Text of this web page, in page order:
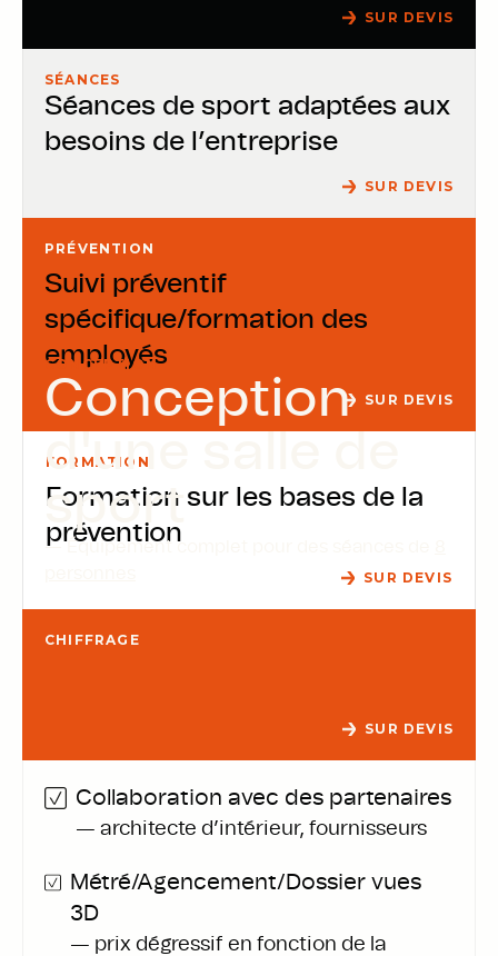
SUR DEVIS
SÉANCES
Séances de sport adaptées aux
besoins de l’entreprise
SUR DEVIS
PRÉVENTION
Suivi préventif
spécifique/formation des
employés
SUR DEVIS
FORMATION
Formation sur les bases de la
prévention
SUR DEVIS
CONCEPTION
Conception
d'une salle de
sport
— Équipement complet pour des séances de
Collaboration avec des partenaires
— architecte d’intérieur, fournisseurs
Métré/Agencement/Dossier vues
3D
— prix dégressif en fonction de la
CHIFFRAGE
SUR DEVIS